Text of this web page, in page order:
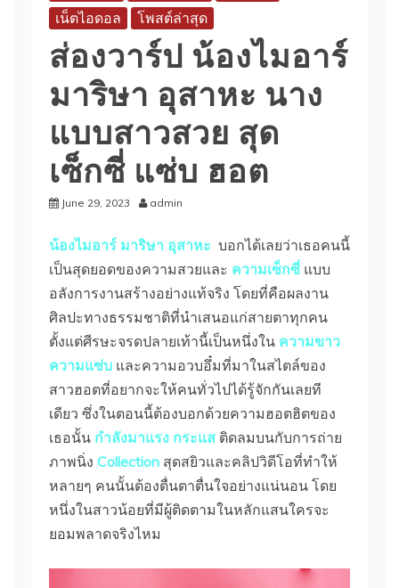
เน็ตไอดอล
โพสต์ล่าสุด
ส่องวาร์ป น้องไมอาร์
มาริษา อุสาหะ นาง
แบบสาวสวย สุด
เซ็กซี่ แซ่บ ฮอต
June 29, 2023 admin
น้องไมอาร์ มาริษา อุสาหะ บอกได้เลยว่าเธอคนนี้
เป็นสุดยอดของความสวยและ ความเซ็กซี่ แบบ
อลังการงานสร้างอย่างแท้จริง โดยที่คือผลงาน
ศิลปะทางธรรมชาติที่นำเสนอแก่สายตาทุกคน
ตั้งแต่ศีรษะจรดปลายเท้านี้เป็นหนึ่งใน ความขาว
ความแซ่บ และความอวบอึ๋มที่มาในสไตล์ของ
สาวฮอตที่อยากจะให้คนทั่วไปได้รู้จักกันเลยที
เดียว ซึ่งในตอนนี้ต้องบอกด้วยความฮอตฮิตของ
เธอนั้น กำลังมาแรง กระแส ติดลมบนกับการถ่าย
ภาพนิ่ง Collection สุดสยิวและคลิปวิดีโอที่ทำให้
หลายๆ คนนั้นต้องตื่นตาตื่นใจอย่างแน่นอน โดย
หนึ่งในสาวน้อยที่มีผู้ติดตามในหลักแสนใครจะ
ยอมพลาดจริงไหม